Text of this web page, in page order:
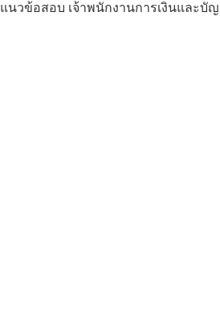
แนวข้อสอบ เจ้าพนักงานการเงินและ